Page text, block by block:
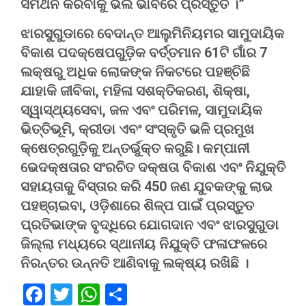
ସମର୍ଥନ କରିବାକୁ ଭଲ ଭାବରେ ପ୍ରସ୍ତୁତ ।”
ଝାରସୁଗୁଡାରେ ବେଦାନ୍ତ ଆଲୁମିନିୟମର ସାମୁଦାୟିକ
ବିକାଶ ପଦକ୍ଷେପଗୁଡ଼ିକ ବର୍ତ୍ତମାନ 61ଟି ଗାଁର 7
ଲକ୍ଷରୁ ଅଧିକ ଲୋକଙ୍କ ନିକଟରେ ପହଞ୍ଚିଛି
ଯାହାକି ଜୀବିକା, ମହିଳା ସଶକ୍ତିକରଣ, ଶିକ୍ଷା,
ସ୍ୱାସ୍ଥ୍ୟସେବା, ଜଳ ଏବଂ ପରିମଳ, ସାମୁଦାୟିକ
ଭିତ୍ତିଭୂମି, କ୍ରୀଡା ଏବଂ ସଂସ୍କୃତି ଭଳି ପ୍ରମୁଖ
କ୍ଷେତ୍ରଗୁଡ଼ିକୁ ଅନ୍ତର୍ଭୁକ୍ତ କରୁଛି। କମ୍ପାନୀ
ଭେଦକ୍ଷତାର ସଂରଚିତ ଦକ୍ଷତା ବିକାଶ ଏବଂ ନିଯୁକ୍ତି
ସହାୟତାକୁ ବିସ୍ତାର କରି 450 ଜଣ ଯୁବକଙ୍କୁ ଲାଭ
ପହଞ୍ଚାଇବା, ଓଡ଼ିଶାରେ ଶିଳ୍ପ ପାଇଁ ପ୍ରସ୍ତୁତ
ପ୍ରତିଭାଙ୍କ ବୃଦ୍ଧିରେ ଯୋଗଦାନ ଏବଂ ଝାରସୁଗୁଡା
ଜିଲ୍ଲା ମଧ୍ୟରେ ସ୍ଥାନୀୟ ନିଯୁକ୍ତି ଫଳାଫଳରେ
ନିରନ୍ତର ଉନ୍ନତି ଆଣିବାକୁ ଲକ୍ଷ୍ୟ ରଖିଛି ।
F
T
W